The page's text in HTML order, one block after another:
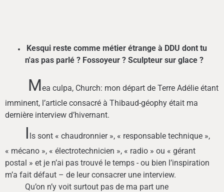
Kesqui reste comme métier étrange à DDU dont tu
n'as pas parlé ? Fossoyeur ? Sculpteur sur glace ?
Mea culpa, Church: mon départ de Terre Adélie étant
imminent, l’article consacré à Thibaud-géophy était ma
dernière interview d’hivernant.
I ls sont « chaudronnier », « responsable technique »,
« mécano », « électrotechnicien », « radio » ou « gérant
postal » et je n’ai pas trouvé le temps - ou bien l’inspiration
m’a fait défaut – de leur consacrer une interview.
Qu’on n’y voit surtout pas de ma part une